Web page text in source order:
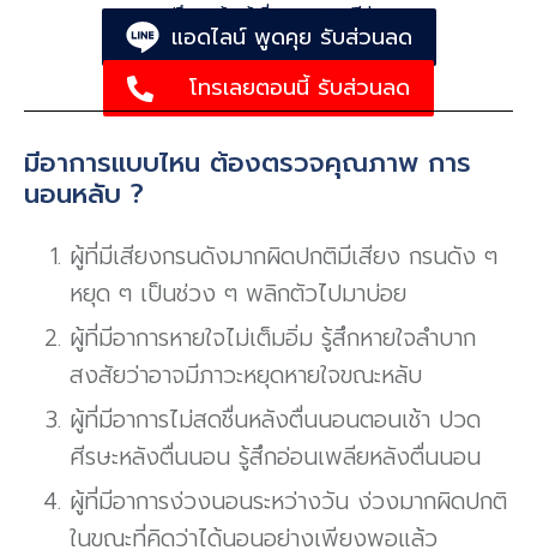
ปรึกษาเจ้าหน้าที่เฉพาะทาง ฟรี !
แอดไลน์ พูดคุย รับส่วนลด
โทรเลยตอนนี้ รับส่วนลด
มีอาการแบบไหน ต้องตรวจคุณภาพ การ
นอนหลับ ?
ผู้ที่มีเสียงกรนดังมากผิดปกติมีเสียง กรนดัง ๆ
หยุด ๆ เป็นช่วง ๆ พลิกตัวไปมาบ่อย
ผู้ที่มีอาการหายใจไม่เต็มอิ่ม รู้สึกหายใจลําบาก
สงสัยว่าอาจมีภาวะหยุดหายใจขณะหลับ
ผู้ที่มีอาการไม่สดชื่นหลังตื่นนอนตอนเช้า ปวด
ศีรษะหลังตื่นนอน รู้สึกอ่อนเพลียหลังตื่นนอน
ผู้ที่มีอาการง่วงนอนระหว่างวัน ง่วงมากผิดปกติ
ในขณะที่คิดว่าได้นอนอย่างเพียงพอแล้ว